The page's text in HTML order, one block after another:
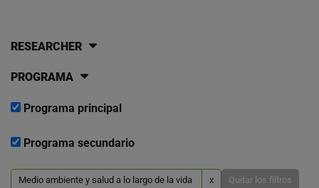
RESEARCHER
PROGRAMA
Programa principal
Programa secundario
Medio ambiente y salud a lo largo de la vida x Quitar los filtros